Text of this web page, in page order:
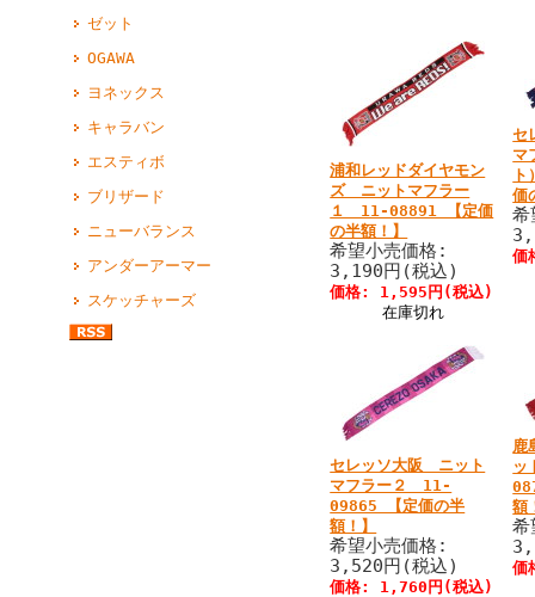
ゼット
OGAWA
ヨネックス
キャラバン
エスティボ
ブリザード
ニューバランス
アンダーアーマー
スケッチャーズ
浦和レッドダイヤモン
ズ ニットマフラー
１ 11-08891 【定価
の半額！】
希望小売価格:
3,190円(税込)
価格: 1,595円(税込)
在庫切れ
セ
マ
価
価
セレッソ大阪 ニット
マフラー２ 11-
09865 【定価の半
額！】
希望小売価格:
3,520円(税込)
価格: 1,760円(税込)
鹿
ッ
額
価